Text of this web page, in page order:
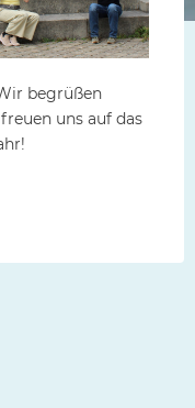
begrüßen
uns auf das